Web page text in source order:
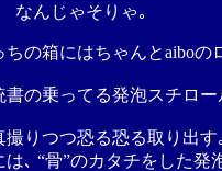
なんじゃそりゃ｡
ちの箱にはちゃんとaiboの
書の乗ってる発泡スチロ
撮りつつ恐る恐る取り出
は､ “骨”のカタチをした発